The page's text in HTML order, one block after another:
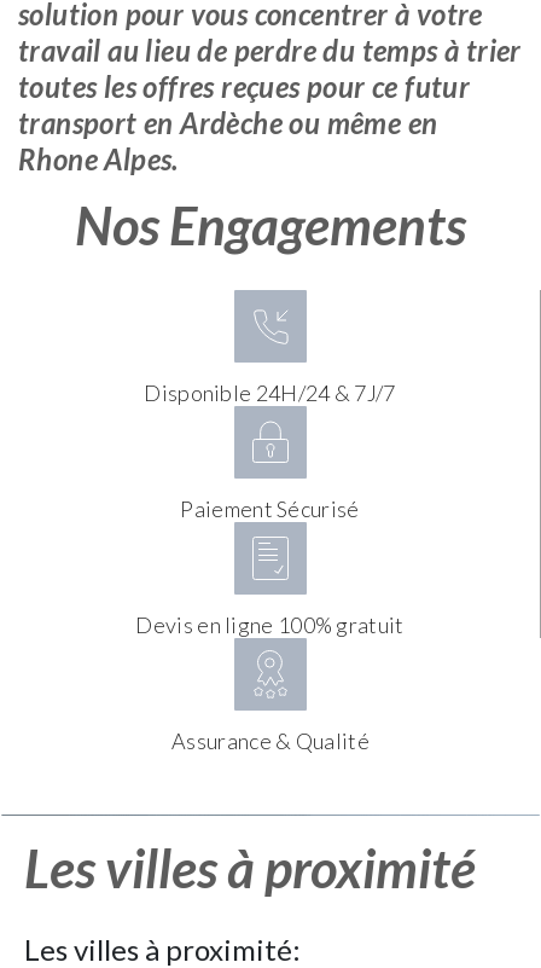
solution pour vous concentrer à votre
travail au lieu de perdre du temps à trier
toutes les offres reçues pour ce futur
transport en Ardèche ou même en
Rhone Alpes.
Nos Engagements
Disponible 24H/24 & 7J/7
Paiement Sécurisé
Devis en ligne 100% gratuit
Assurance & Qualité
Les villes à proximité
Les villes à proximité: